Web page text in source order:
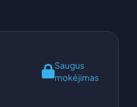
Saugus
mokėjimas